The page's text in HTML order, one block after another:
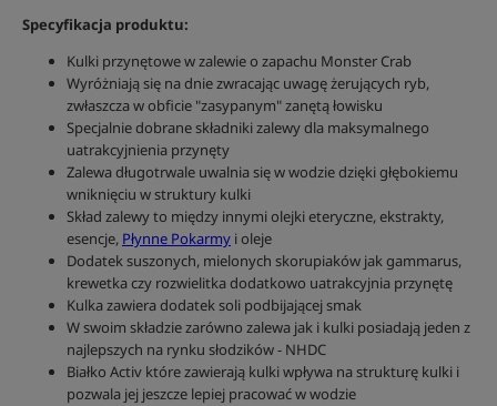
Specyfikacja produktu:
Kulki przynętowe w zalewie o zapachu Monster Crab
Wyróżniają się na dnie zwracając uwagę żerujących ryb,
zwłaszcza w obficie "zasypanym" zanętą łowisku
Specjalnie dobrane składniki zalewy dla maksymalnego
uatrakcyjnienia przynęty
Zalewa długotrwale uwalnia się w wodzie dzięki głębokiemu
wniknięciu w struktury kulki
Skład zalewy to między innymi olejki eteryczne, ekstrakty,
esencje, Płynne Pokarmy i oleje
Dodatek suszonych, mielonych skorupiaków jak gammarus,
krewetka czy rozwielitka dodatkowo uatrakcyjnia przynętę
Kulka zawiera dodatek soli podbijającej smak
W swoim składzie zarówno zalewa jak i kulki posiadają jeden z
najlepszych na rynku słodzików - NHDC
Białko Activ które zawierają kulki wpływa na strukturę kulki i
pozwala jej jeszcze lepiej pracować w wodzie